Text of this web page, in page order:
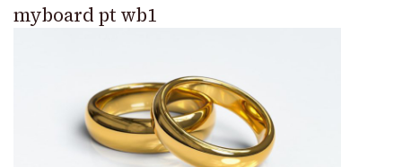
myboard pt wb1